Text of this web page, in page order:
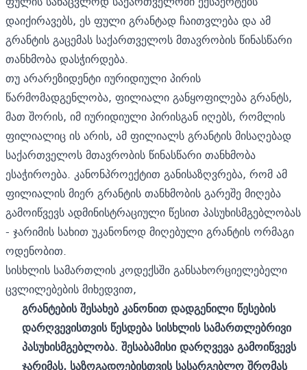
დაიქირავებს, ეს ფული გრანტად ჩაითვლება და ამ
გრანტის გაცემას საქართველოს მთავრობის წინასწარი
თანხმობა დასჭირდება.
თუ არარეზიდენტი იურიდიული პირის
წარმომადგენლობა, ფილიალი განყოფილება გრანტს,
მათ შორის, იმ იურიდიული პირისგან იღებს, რომლის
ფილიალიც ის არის, ამ ფილიალს გრანტის მისაღებად
საქართველოს მთავრობის წინასწარი თანხმობა
ესაჭიროება. კანონპროექტით განისაზღვრება, რომ ამ
ფილიალის მიერ გრანტის თანხმობის გარეშე მიღება
გამოიწვევს ადმინისტრაციული წესით პასუხისმგებლობას
- ჯარიმის სახით უკანონოდ მიღებული გრანტის ორმაგი
ოდენობით.
სისხლის სამართლის კოდექსში განსახორციელებელი
ცვლილებების მიხედვით,
გრანტების შესახებ კანონით დადგენილი წესების
დარღვევისთვის წესდება სისხლის სამართლებრივი
პასუხისმგებლობა. შესაბამისი დარღვევა გამოიწვევს
ჯარიმას, საზოგადოებისთვის სასარგებლო შრომას